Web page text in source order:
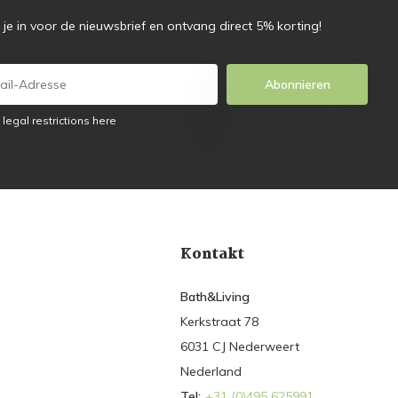
je in voor de nieuwsbrief en ontvang direct 5% korting!
Abonnieren
legal restrictions here
Kontakt
Bath&Living
Kerkstraat 78
6031 CJ Nederweert
Nederland